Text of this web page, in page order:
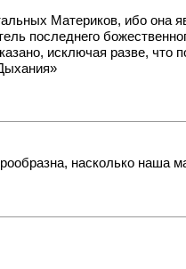
Материков, ибо она
последнего
исключая разве, что
насколько наша